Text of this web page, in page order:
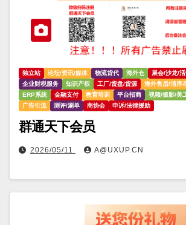
独立站 论坛/资讯/媒体 物流货代 海外仓 展会/沙龙/
企业财税服务
知识产权 工厂/货盘/货源 海外售后/清库
ERP系统
金融支付 教育培训 平台招商 视频/摄影/美
广告引流
测评/涮单 商协会 申诉/法律援助
群通天下会员
2026/05/11 A@UXUP.CN